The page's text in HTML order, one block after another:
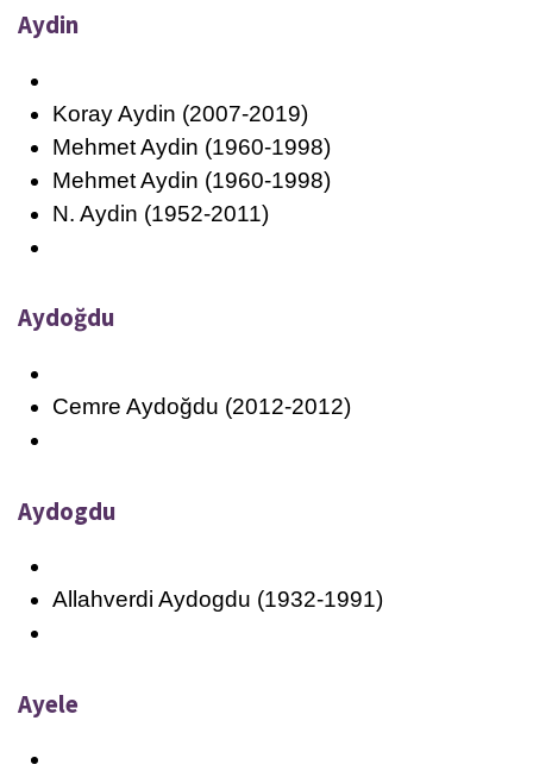
Aydin
Koray Aydin (2007-2019)
Mehmet Aydin (1960-1998)
Mehmet Aydin (1960-1998)
N. Aydin (1952-2011)
Aydoğdu
Cemre Aydoğdu (2012-2012)
Aydogdu
Allahverdi Aydogdu (1932-1991)
Ayele